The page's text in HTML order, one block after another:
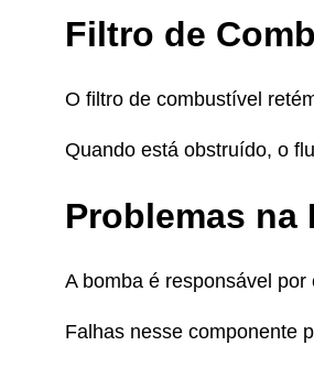
Filtro de
O filtro de combustível
Quando está obstruído, o
Problemas na
A bomba é responsável
Falhas nesse componente